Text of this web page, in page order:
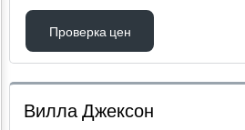
Проверка цен
Проверка цен
Вилла Джексон